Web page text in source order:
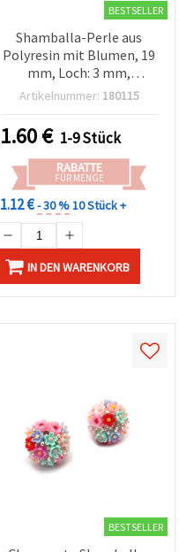
BESTSELLER
Shamballa-Perle aus
Polyresin mit Blumen, 19
mm, Loch: 3 mm,
Pastellfarben, gemischt
Artikelnummer: 180115
1.60€ 1-9 Stück
RABATTE
FÜR MENGE
1.12 €- 30 %10 Stück +
IN DEN WARENKORB
BESTSELLER